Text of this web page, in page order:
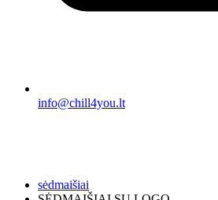
info@chill4you.lt
sėdmaišiai